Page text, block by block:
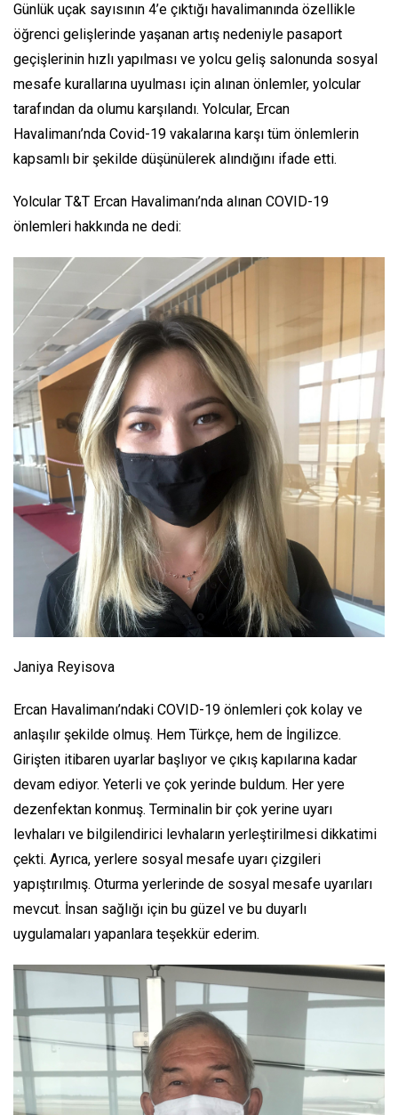
Günlük uçak sayısının 4’e çıktığı havalimanında özellikle
öğrenci gelişlerinde yaşanan artış nedeniyle pasaport
geçişlerinin hızlı yapılması ve yolcu geliş salonunda sosyal
mesafe kurallarına uyulması için alınan önlemler, yolcular
tarafından da olumu karşılandı. Yolcular, Ercan
Havalimanı’nda Covid-19 vakalarına karşı tüm önlemlerin
kapsamlı bir şekilde düşünülerek alındığını ifade etti.
Yolcular T&T Ercan Havalimanı’nda alınan COVID-19
önlemleri hakkında ne dedi:
Janiya Reyisova
Ercan Havalimanı’ndaki COVID-19 önlemleri çok kolay ve
anlaşılır şekilde olmuş. Hem Türkçe, hem de İngilizce.
Girişten itibaren uyarlar başlıyor ve çıkış kapılarına kadar
devam ediyor. Yeterli ve çok yerinde buldum. Her yere
dezenfektan konmuş. Terminalin bir çok yerine uyarı
levhaları ve bilgilendirici levhaların yerleştirilmesi dikkatimi
çekti. Ayrıca, yerlere sosyal mesafe uyarı çizgileri
yapıştırılmış. Oturma yerlerinde de sosyal mesafe uyarıları
mevcut. İnsan sağlığı için bu güzel ve bu duyarlı
uygulamaları yapanlara teşekkür ederim.